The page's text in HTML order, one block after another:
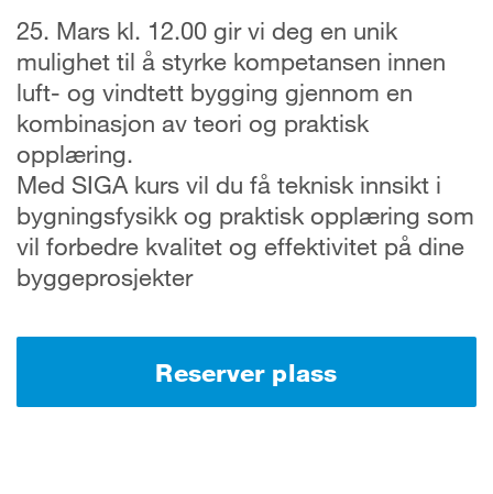
25. Mars kl. 12.00 gir vi deg en unik
mulighet til å styrke kompetansen innen
luft- og vindtett bygging gjennom en
kombinasjon av teori og praktisk
opplæring.
Med SIGA kurs vil du få teknisk innsikt i
bygningsfysikk og praktisk opplæring som
vil forbedre kvalitet og effektivitet på dine
byggeprosjekter
Reserver plass